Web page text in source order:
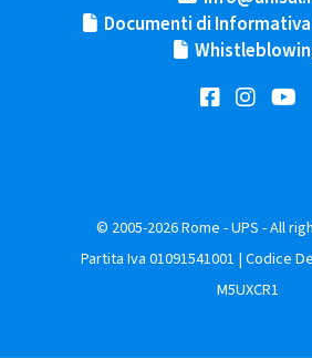
Documenti di
© 2005-2026 Rome - UPS - All
Partita Iva 01091541001 | Codice
M5UXCR1